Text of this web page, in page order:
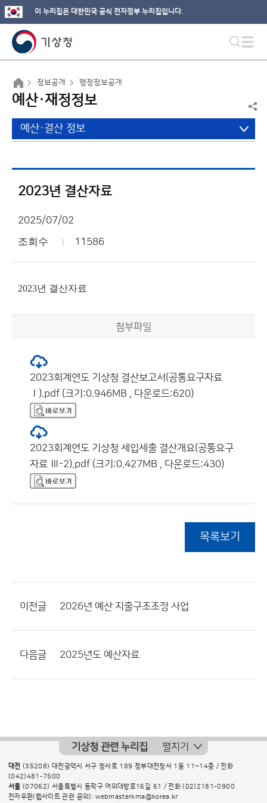
이 누리집은 대한민국 공식 전자정부 누리집입니다.
정보공개 행정정보공개
예산·재정정보
예산·결산 정보
2023년 결산자료
2025/07/02
조회수 11586
2023년 결산자료
첨부파일
2023회계연도 기상청 결산보고서(공통요구자료
Ⅰ).pdf (크기:0.946MB , 다운로드:620)
2023회계연도 기상청 세입세출 결산개요(공통요구
자료 Ⅲ-2).pdf (크기:0.427MB , 다운로드:430)
목록보기
이전글 2026년 예산 지출구조조정 사업
다음글 2025년도 예산자료
기상청 관련 누리집 펼치기
대전 (35208) 대전광역시 서구 청사로 189 정부대전청사 1동 11~14층 / 전화
(042)481-7500
서울 (07062) 서울특별시 동작구 여의대방로16길 61 / 전화(02)2181-0900
전자우편(웹사이트 관련 문의): webmasterkma@korea.kr